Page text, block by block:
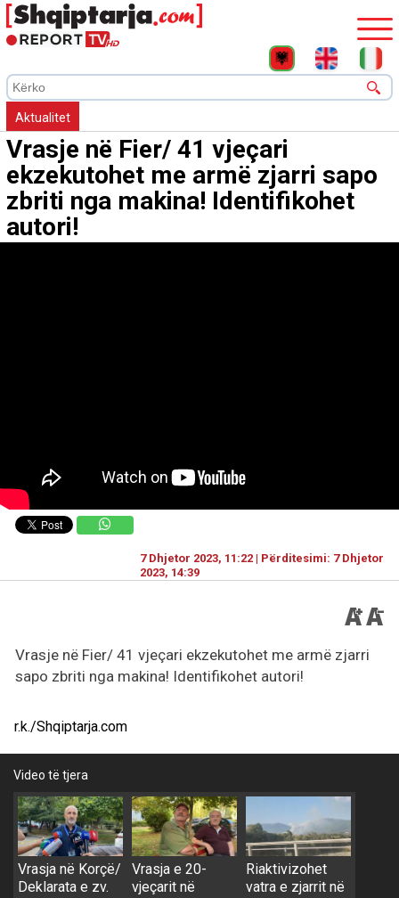
Aktualitet
Vrasje në Fier/ 41 vjeçari
ekzekutohet me armë zjarri sapo
zbriti nga makina! Identifikohet
autori!
7 Dhjetor 2023, 11:22 | Përditesimi: 7 Dhjetor
2023, 14:39
Vrasje në Fier/ 41 vjeçari ekzekutohet me armë zjarri
sapo zbriti nga makina! Identifikohet autori!
r.k./Shqiptarja.com
Video të tjera
Vrasja në Korçë/
Deklarata e zv.
Vrasja e 20-
vjeçarit në
Riaktivizohet
vatra e zjarrit në